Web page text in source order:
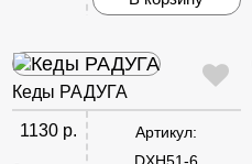
Кеды РАДУГА
1130 р.
Артикул:
DXH51-6